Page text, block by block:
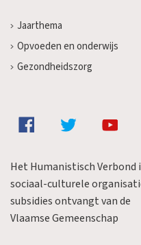
Jaarthema
Opvoeden en onderwijs
Gezondheidszorg
Het Humanistisch Verbond
sociaal-culturele
subsidies ontvangt van de
Vlaamse Gemeenschap